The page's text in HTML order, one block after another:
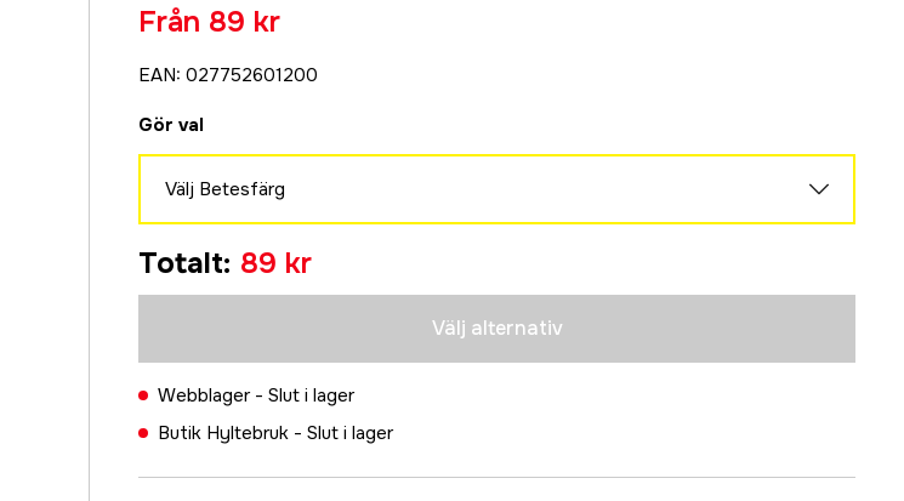
Från 89 kr
EAN: 027752601200
Gör val
Välj Betesfärg
89 kr
89 kr
Totalt: 89 kr
Välj alternativ
Webblager - Slut i lager
Butik Hyltebruk - Slut i lager